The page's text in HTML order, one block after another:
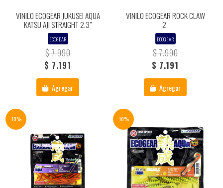
VINILO ECOGEAR JUKUSEI AQUA
KATSU AJI STRAIGHT 2.3"
ECOGEAR
$ 7.990
$ 7.191
Agregar
VINILO ECOGEAR ROCK CLAW
2"
ECOGEAR
$ 7.990
$ 7.191
Agregar
-10% -10%